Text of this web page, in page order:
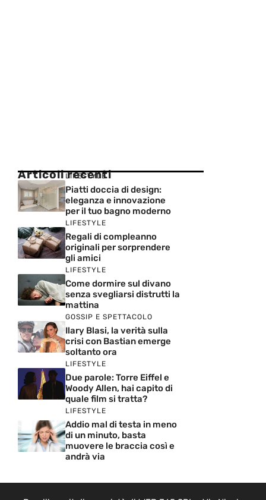
Articoli recenti
LIFESTYLE
Piatti doccia di design:
eleganza e innovazione
per il tuo bagno moderno
LIFESTYLE
Regali di compleanno
originali per sorprendere
gli amici
LIFESTYLE
Come dormire sul divano
senza svegliarsi distrutti la
mattina
GOSSIP E SPETTACOLO
Ilary Blasi, la verità sulla
crisi con Bastian emerge
soltanto ora
LIFESTYLE
Due parole: Torre Eiffel e
Woody Allen, hai capito di
quale film si tratta?
LIFESTYLE
Addio mal di testa in meno
di un minuto, basta
muovere le braccia così e
andrà via